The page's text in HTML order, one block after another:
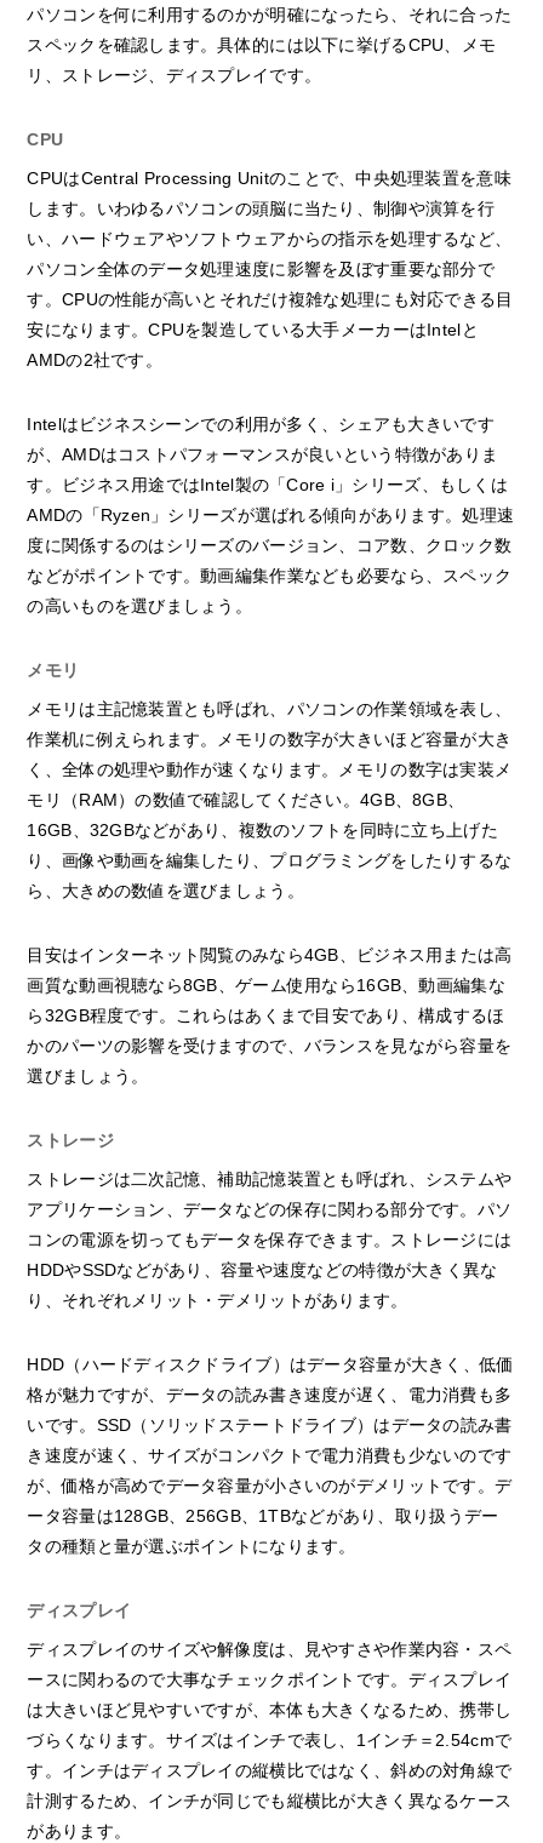
パソコンを何に利用するのかが明確になったら、それに合った
スペックを確認します。具体的には以下に挙げるCPU、メモ
リ、ストレージ、ディスプレイです。
CPU
CPUはCentral Processing Unitのことで、中央処理装置を意味
します。いわゆるパソコンの頭脳に当たり、制御や演算を行
い、ハードウェアやソフトウェアからの指示を処理するなど、
パソコン全体のデータ処理速度に影響を及ぼす重要な部分で
す。CPUの性能が高いとそれだけ複雑な処理にも対応できる目
安になります。CPUを製造している大手メーカーはIntelと
AMDの2社です。
Intelはビジネスシーンでの利用が多く、シェアも大きいです
が、AMDはコストパフォーマンスが良いという特徴がありま
す。ビジネス用途ではIntel製の「Core i」シリーズ、もしくは
AMDの「Ryzen」シリーズが選ばれる傾向があります。処理速
度に関係するのはシリーズのバージョン、コア数、クロック数
などがポイントです。動画編集作業なども必要なら、スペック
の高いものを選びましょう。
メモリ
メモリは主記憶装置とも呼ばれ、パソコンの作業領域を表し、
作業机に例えられます。メモリの数字が大きいほど容量が大き
く、全体の処理や動作が速くなります。メモリの数字は実装メ
モリ（RAM）の数値で確認してください。4GB、8GB、
16GB、32GBなどがあり、複数のソフトを同時に立ち上げた
り、画像や動画を編集したり、プログラミングをしたりするな
ら、大きめの数値を選びましょう。
目安はインターネット閲覧のみなら4GB、ビジネス用または高
画質な動画視聴なら8GB、ゲーム使用なら16GB、動画編集な
ら32GB程度です。これらはあくまで目安であり、構成するほ
かのパーツの影響を受けますので、バランスを見ながら容量を
選びましょう。
ストレージ
ストレージは二次記憶、補助記憶装置とも呼ばれ、システムや
アプリケーション、データなどの保存に関わる部分です。パソ
コンの電源を切ってもデータを保存できます。ストレージには
HDDやSSDなどがあり、容量や速度などの特徴が大きく異な
り、それぞれメリット・デメリットがあります。
HDD（ハードディスクドライブ）はデータ容量が大きく、低価
格が魅力ですが、データの読み書き速度が遅く、電力消費も多
いです。SSD（ソリッドステートドライブ）はデータの読み書
き速度が速く、サイズがコンパクトで電力消費も少ないのです
が、価格が高めでデータ容量が小さいのがデメリットです。デ
ータ容量は128GB、256GB、1TBなどがあり、取り扱うデー
タの種類と量が選ぶポイントになります。
ディスプレイ
ディスプレイのサイズや解像度は、見やすさや作業内容・スペ
ースに関わるので大事なチェックポイントです。ディスプレイ
は大きいほど見やすいですが、本体も大きくなるため、携帯し
づらくなります。サイズはインチで表し、1インチ＝2.54cmで
す。インチはディスプレイの縦横比ではなく、斜めの対角線で
計測するため、インチが同じでも縦横比が大きく異なるケース
があります。